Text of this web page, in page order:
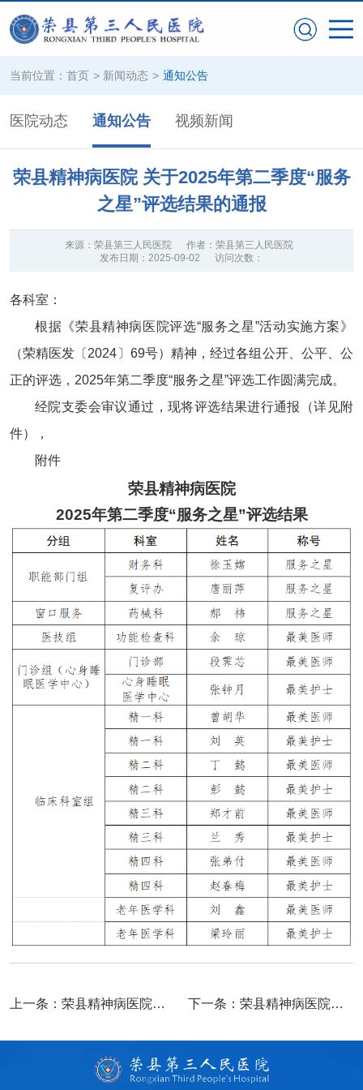
当前位置： 首页 > 新闻动态 > 通知公告
医院动态 通知公告 视频新闻
荣县精神病医院 关于2025年第二季度“服务
之星”评选结果的通报
来源：荣县第三人民医院 作者： 荣县第三人民医院
发布日期： 2025-09-02 访问次数：
各科室 ：
根据 《荣县精神病医院评选“服务之星”活动实施方案》
（荣精医发〔 2024 〕 69号） 精神 ，经过各组公开、公平、公
正的评选， 2025年第二季度“服务之星”评选工作圆满完成。
经院支委会审议通过， 现将评选结果进行通报（详见附
件），
附件
荣县精神病医院
2025年第二季度“服务之星”评选结果
上一条： 荣县精神病医院关于2025年第三季度“服务之星”评选结果的通报 下一条：荣县精神病医院关于2025年第一季度“服务之星”评选结果的通报